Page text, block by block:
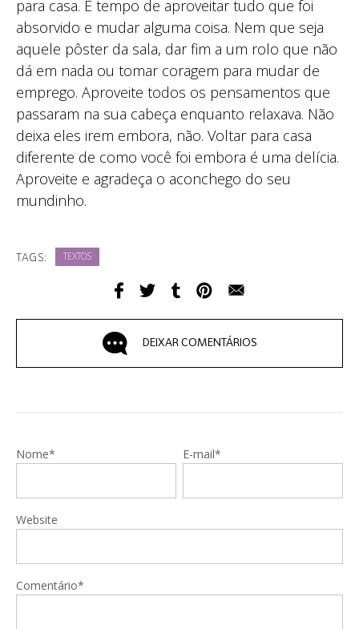
para casa. É tempo de aproveitar tudo que foi
absorvido e mudar alguma coisa. Nem que seja
aquele pôster da sala, dar fim a um rolo que não
dá em nada ou tomar coragem para mudar de
emprego. Aproveite todos os pensamentos que
passaram na sua cabeça enquanto relaxava. Não
deixa eles irem embora, não. Voltar para casa
diferente de como você foi embora é uma delícia.
Aproveite e agradeça o aconchego do seu
mundinho.
TAGS: TEXTOS
DEIXAR COMENTÁRIOS
Nome* E-mail*
Website
Comentário*